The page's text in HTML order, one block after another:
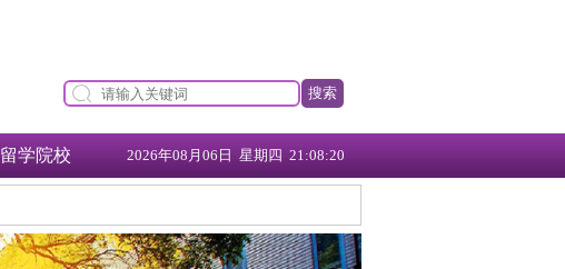
搜索
留学院校 2026年08月06日 星期四 21:08:21